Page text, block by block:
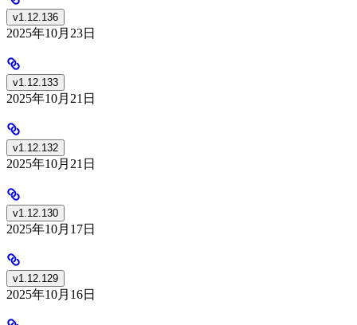
v1.12.136
2025年10月23日
v1.12.133
2025年10月21日
v1.12.132
2025年10月21日
v1.12.130
2025年10月17日
v1.12.129
2025年10月16日